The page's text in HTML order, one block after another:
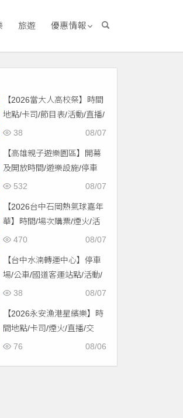
旅遊 優惠情報
【2026當大人高校祭】時間
地點/卡司/節目表/活動/直播/
交通，免費入場！
08/07
38
【高雄親子遊樂園區】開幕
及開放時間/遊樂設施/停車
場/交通一次看！
08/07
532
【2026台中石岡熱氣球嘉年
華】時間/場次購票/煙火/活
動/交通，土牛運動公園登08/07
470
【台中水湳轉運中心】停車
場/公車/國道客運站點/活動/
交通，啟用免費停車！ 08/07
38
【2026永安漁港星繽樂】時
間地點/卡司/煙火/直播/交
通，免費入場！
08/06
76